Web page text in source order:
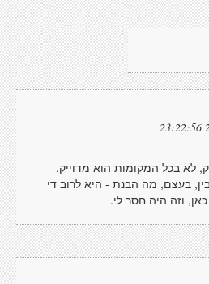
לא בכל המקומות הוא מדוייק.
בעצם, מה הבנת - היא לרוב די
וזה היה חסר לי.